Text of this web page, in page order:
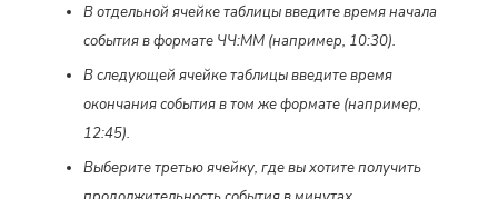
В отдельной ячейке таблицы введите время начала
события в формате ЧЧ:ММ (например, 10:30).
В следующей ячейке таблицы введите время
окончания события в том же формате (например,
12:45).
Выберите третью ячейку, где вы хотите получить